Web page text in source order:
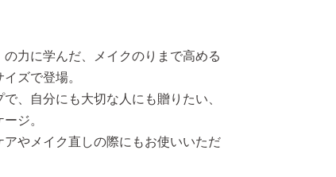
力に学んだ、メイクのりまで高める
ズで登場。
、自分にも大切な人にも贈りたい、
ジ。
やメイク直しの際にもお使いいただ